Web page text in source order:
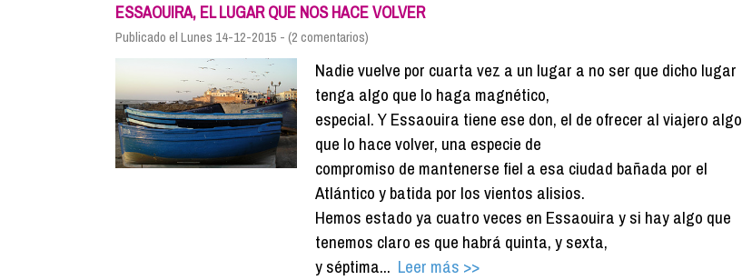
ESSAOUIRA, EL LUGAR QUE NOS HACE VOLVER
Publicado el Lunes 14-12-2015 - (2 comentarios)
Nadie vuelve por cuarta vez a un lugar a no ser que dicho lugar
tenga algo que lo haga magnético,
especial. Y Essaouira tiene ese don, el de ofrecer al viajero algo
que lo hace volver, una especie de
compromiso de mantenerse fiel a esa ciudad bañada por el
Atlántico y batida por los vientos alisios.
Hemos estado ya cuatro veces en Essaouira y si hay algo que
tenemos claro es que habrá quinta, y sexta,
y séptima... Leer más >>